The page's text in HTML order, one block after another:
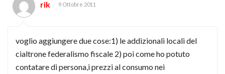
rik 9 Ottobre 2011
voglio aggiungere due cose:1) le addizionali locali del
cialtrone federalismo fiscale 2) poi come ho potuto
contatare di persona,i prezzi al consumo nei